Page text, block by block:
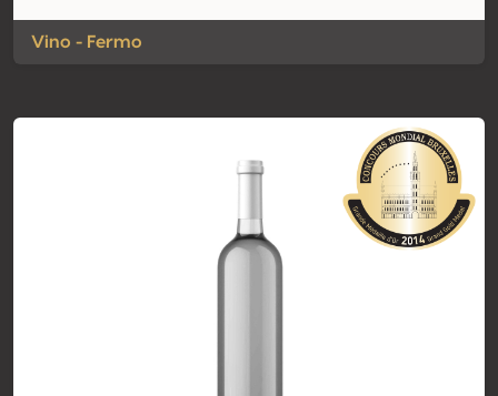
Vino - Fermo